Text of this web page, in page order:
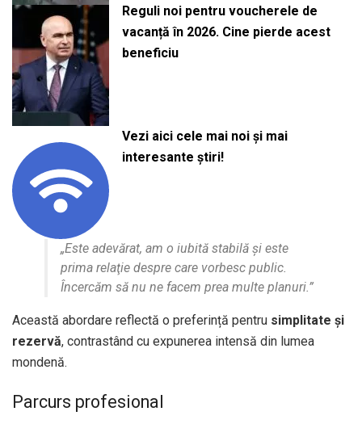
Reguli noi pentru voucherele de
vacanță în 2026. Cine pierde acest
beneficiu
Vezi aici cele mai noi și mai
interesante știri!
„Este adevărat, am o iubită stabilă şi este
prima relaţie despre care vorbesc public.
Încercăm să nu ne facem prea multe planuri.”
Această abordare reflectă o preferință pentru simplitate și
rezervă, contrastând cu expunerea intensă din lumea
mondenă.
Parcurs profesional